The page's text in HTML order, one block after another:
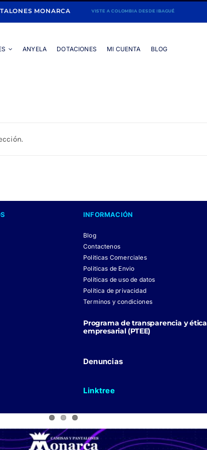
MONARCA
ANYELA DOTACIONES MI CUENTA BLOG
INFORMACIÓN
Blog
Contactenos
Politicas Comerciales
Politicas de Envio
Políticas de uso de datos
Política de privacidad
Terminos y condiciones
Programa de transparencia y ética
empresarial (PTEE)
Denuncias
Linktree